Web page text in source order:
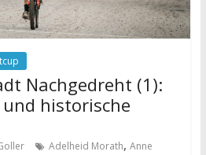
Nachgedreht (1):
historische
Adelheid Morath, Anne